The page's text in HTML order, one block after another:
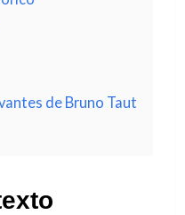
de Bruno Taut